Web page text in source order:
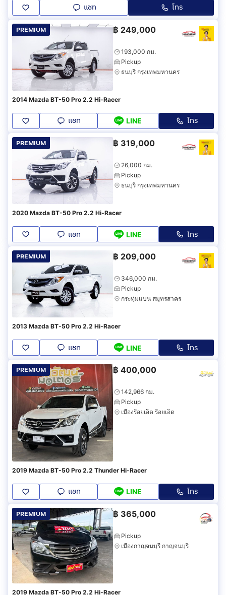
แชท โทร
PREMIUM ฿ 249,000
193,000 กม.
Pickup
ธนบุรี กรุงเทพมหานคร
2014 Mazda BT-50 Pro 2.2 Hi-Racer
แชท LINE โทร
PREMIUM ฿ 319,000
26,000 กม.
Pickup
ธนบุรี กรุงเทพมหานคร
2020 Mazda BT-50 Pro 2.2 Hi-Racer
แชท LINE โทร
PREMIUM ฿ 209,000
346,000 กม.
Pickup
กระทุ่มแบน สมุทรสาคร
2013 Mazda BT-50 Pro 2.2 Hi-Racer
แชท LINE โทร
PREMIUM ฿ 400,000
142,966 กม.
Pickup
เมืองร้อยเอ็ด ร้อยเอ็ด
2019 Mazda BT-50 Pro 2.2 Thunder Hi-Racer
แชท LINE โทร
PREMIUM ฿ 365,000
Pickup
เมืองกาญจนบุรี กาญจนบุรี
2019 Mazda BT-50 Pro 2.2 Hi-Racer